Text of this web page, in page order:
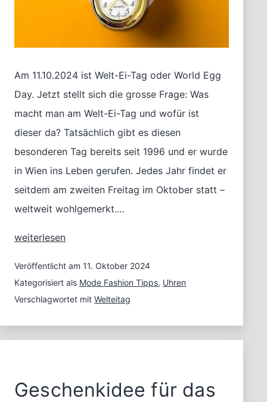
Am 11.10.2024 ist Welt-Ei-Tag oder World Egg
Day. Jetzt stellt sich die grosse Frage: Was
macht man am Welt-Ei-Tag und wofür ist
dieser da? Tatsächlich gibt es diesen
besonderen Tag bereits seit 1996 und er wurde
in Wien ins Leben gerufen. Jedes Jahr findet er
seitdem am zweiten Freitag im Oktober statt –
weltweit wohlgemerkt.…
Unsere
zum
Welt-
Ei-
2024
weiterlesen
Veröffentlicht am 11. Oktober 2024
Kategorisiert als Mode Fashion Tipps, Uhren
Verschlagwortet mit Welteitag
Geschenkidee für das